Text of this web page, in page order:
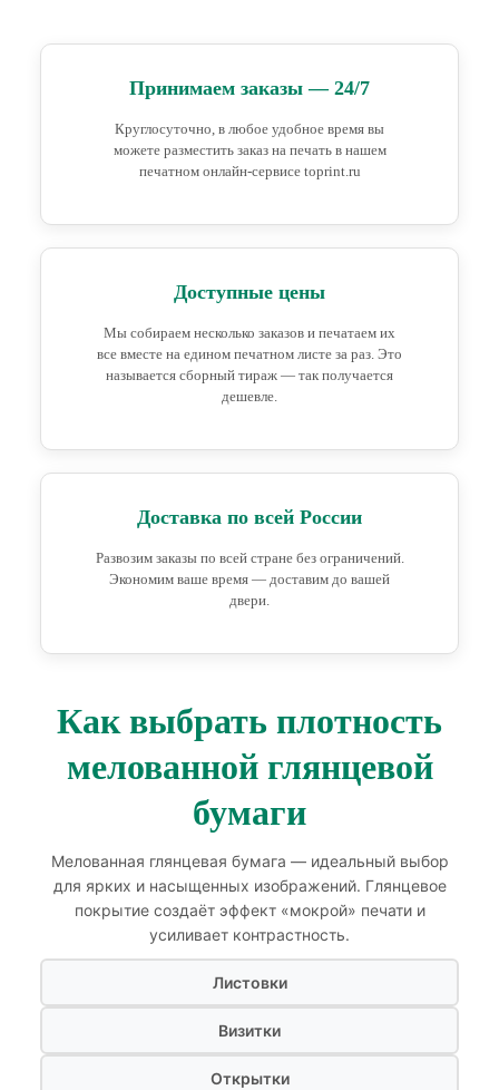
Принимаем заказы — 24/7
Круглосуточно, в любое удобное время вы
можете разместить заказ на печать в нашем
печатном онлайн-сервисе toprint.ru
Доступные цены
Мы собираем несколько заказов и печатаем их
все вместе на едином печатном листе за раз. Это
называется сборный тираж — так получается
дешевле.
Доставка по всей России
Развозим заказы по всей стране без ограничений.
Экономим ваше время — доставим до вашей
двери.
Как выбрать плотность
мелованной глянцевой
бумаги
Мелованная глянцевая бумага — идеальный выбор
для ярких и насыщенных изображений. Глянцевое
покрытие создаёт эффект «мокрой» печати и
усиливает контрастность.
Листовки
Визитки
Открытки